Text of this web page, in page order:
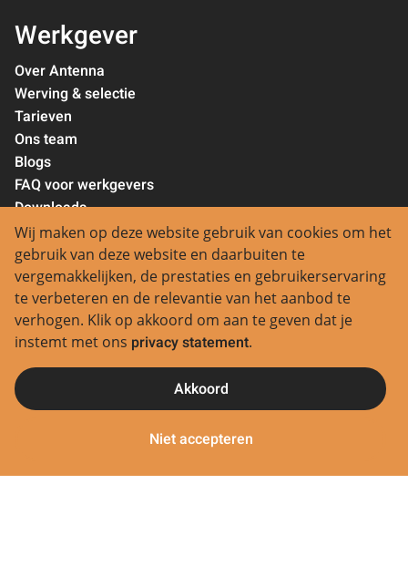
Werkgever
Over Antenna
Werving & selectie
Tarieven
Ons team
Blogs
FAQ voor werkgevers
Downloads
Privacystatement
Contact
Regio Aalsmeer:
0297 380 580
0172 245 945
Regio Haarlemmermeer:
020 6124945
Wij maken op deze website gebruik van cookies om het
gebruik van deze website en daarbuiten te
vergemakkelijken, de prestaties en gebruikerservaring
te verbeteren en de relevantie van het aanbod te
verhogen. Klik op akkoord om aan te geven dat je
instemt met ons privacy statement.
Akkoord
Niet accepteren